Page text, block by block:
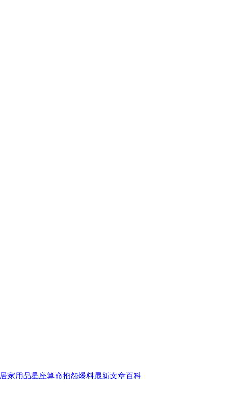
居家用品星座算命抱怨爆料最新文章百科